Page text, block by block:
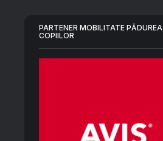
PARTENER MOBILITATE PĂDUREA
COPIILOR